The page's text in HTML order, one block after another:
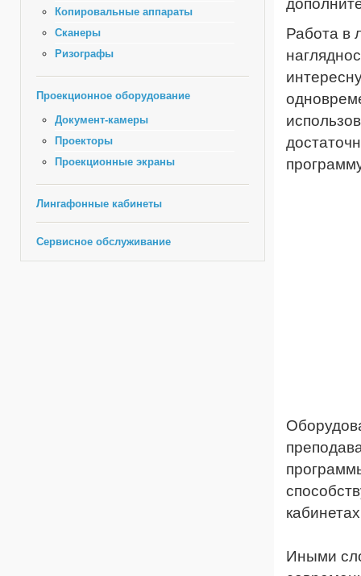
Копировальные аппараты
Сканеры
Ризографы
Проекционное оборудование
Документ-камеры
Проекторы
Проекционные экраны
Лингафонные кабинеты
Сервисное обслуживание
Работа в
Иными